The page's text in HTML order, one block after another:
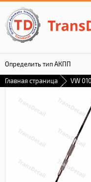
Определить тип АКПП
Гарантия
Главная страница VW